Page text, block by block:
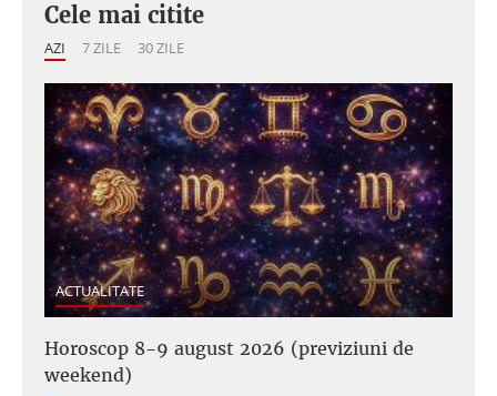
Cele mai citite
AZI 7 ZILE 30 ZILE
ACTUALITATE
Horoscop 8-9 august 2026 (previziuni de
weekend)